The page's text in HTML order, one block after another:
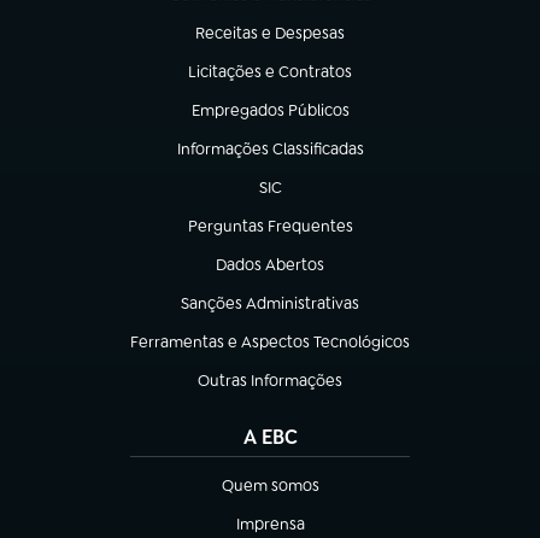
Receitas e Despesas
(abre em nova aba)
Licitações e Contratos
(abre em nova aba)
Empregados Públicos
(abre em nova aba)
Informações Classificadas
(abre em nova aba)
SIC
(abre em nova aba)
Perguntas Frequentes
(abre em nova aba)
Dados Abertos
(abre em nova aba)
Sanções Administrativas
(abre em nova aba)
Ferramentas e Aspectos Tecnológicos
(abre em nova aba)
Outras Informações
(abre em nova aba)
A EBC
Quem somos
(abre em nova aba)
Imprensa
(abre em nova aba)